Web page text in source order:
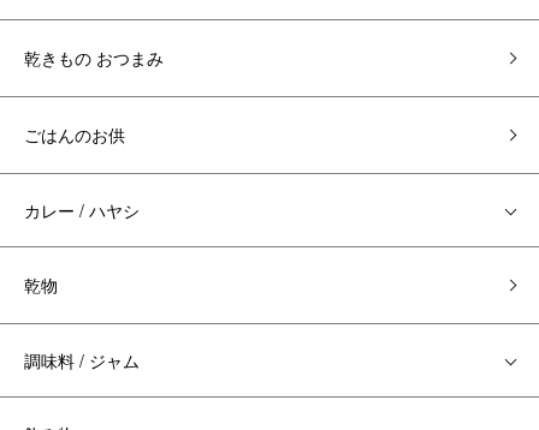
乾きもの おつまみ
ごはんのお供
カレー / ハヤシ
乾物
調味料 / ジャム